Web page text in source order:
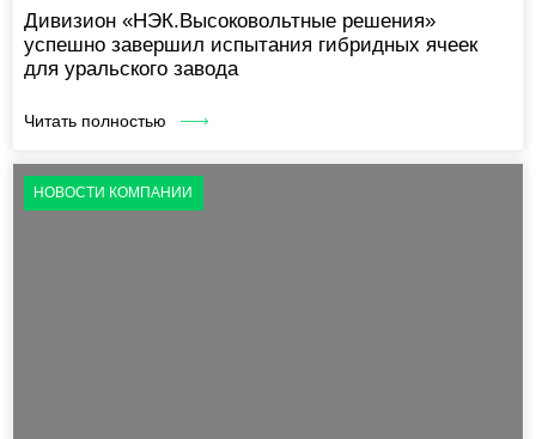
Дивизион «НЭК.Высоковольтные решения»
успешно завершил испытания гибридных ячеек
для уральского завода
Читать полностью
НОВОСТИ КОМПАНИИ